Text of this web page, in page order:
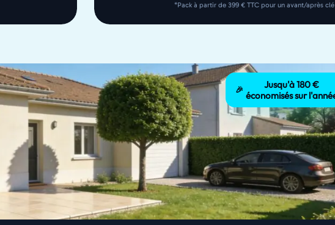
*Pack à partir de 399 € TTC pour un avant/après
🎉
Jusqu'à 180 €
économisés sur